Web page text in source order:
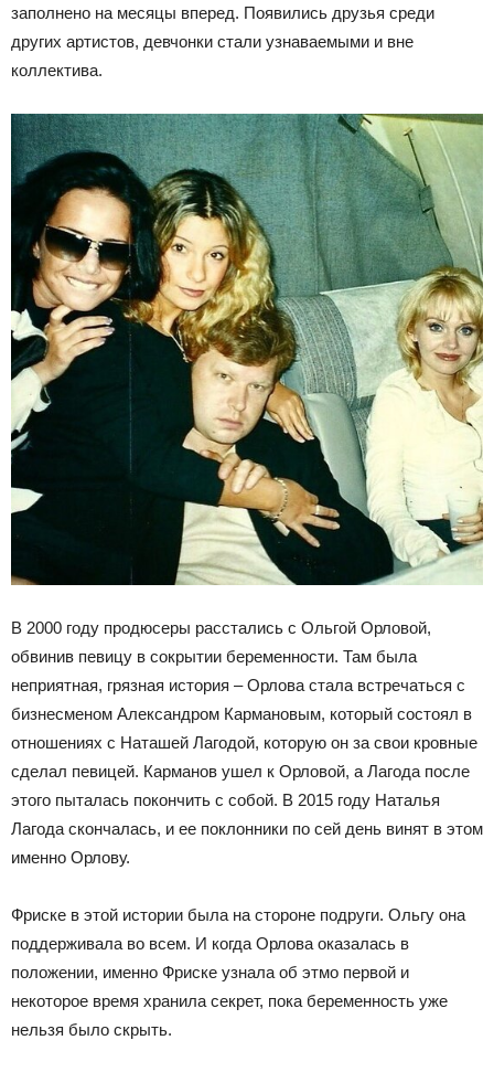
заполнено на месяцы вперед. Появились друзья среди
других артистов, девчонки стали узнаваемыми и вне
коллектива.
В 2000 году продюсеры расстались с Ольгой Орловой,
обвинив певицу в сокрытии беременности. Там была
неприятная, грязная история – Орлова стала встречаться с
бизнесменом Александром Кармановым, который состоял в
отношениях с Наташей Лагодой, которую он за свои кровные
сделал певицей. Карманов ушел к Орловой, а Лагода после
этого пыталась покончить с собой. В 2015 году Наталья
Лагода скончалась, и ее поклонники по сей день винят в этом
именно Орлову.
Фриске в этой истории была на стороне подруги. Ольгу она
поддерживала во всем. И когда Орлова оказалась в
положении, именно Фриске узнала об этмо первой и
некоторое время хранила секрет, пока беременность уже
нельзя было скрыть.